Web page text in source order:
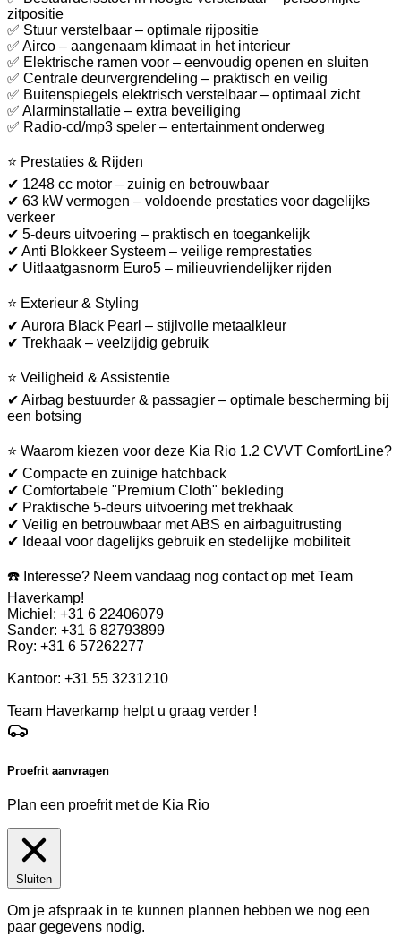
zitpositie
✅ Stuur verstelbaar – optimale rijpositie
✅ Airco – aangenaam klimaat in het interieur
✅ Elektrische ramen voor – eenvoudig openen en sluiten
✅ Centrale deurvergrendeling – praktisch en veilig
✅ Buitenspiegels elektrisch verstelbaar – optimaal zicht
✅ Alarminstallatie – extra beveiliging
✅ Radio-cd/mp3 speler – entertainment onderweg
⭐ Prestaties & Rijden
✔ 1248 cc motor – zuinig en betrouwbaar
✔ 63 kW vermogen – voldoende prestaties voor dagelijks
verkeer
✔ 5-deurs uitvoering – praktisch en toegankelijk
✔ Anti Blokkeer Systeem – veilige remprestaties
✔ Uitlaatgasnorm Euro5 – milieuvriendelijker rijden
⭐ Exterieur & Styling
✔ Aurora Black Pearl – stijlvolle metaalkleur
✔ Trekhaak – veelzijdig gebruik
⭐ Veiligheid & Assistentie
✔ Airbag bestuurder & passagier – optimale bescherming bij
een botsing
⭐ Waarom kiezen voor deze Kia Rio 1.2 CVVT ComfortLine?
✔ Compacte en zuinige hatchback
✔ Comfortabele "Premium Cloth" bekleding
✔ Praktische 5-deurs uitvoering met trekhaak
✔ Veilig en betrouwbaar met ABS en airbaguitrusting
✔ Ideaal voor dagelijks gebruik en stedelijke mobiliteit
☎️ Interesse? Neem vandaag nog contact op met Team
Haverkamp!
Michiel: +31 6 22406079
Sander: +31 6 82793899
Roy: +31 6 57262277
Kantoor: +31 55 3231210
Team Haverkamp helpt u graag verder !
Proefrit aanvragen
Plan een proefrit met de Kia Rio
Sluiten
Om je afspraak in te kunnen plannen hebben we nog een
paar gegevens nodig.